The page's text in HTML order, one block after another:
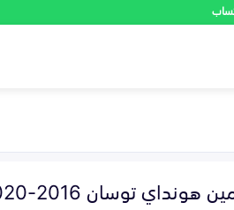
توسان 2016-2020